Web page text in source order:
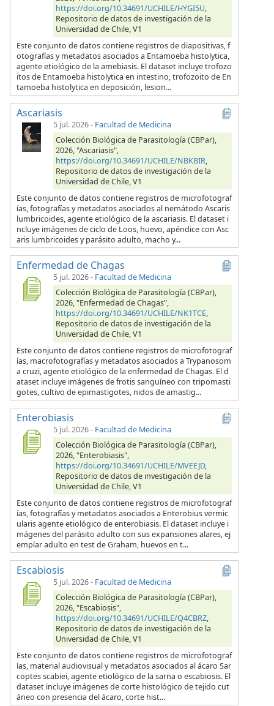
https://doi.org/10.34691/UCHILE/HYGI5U,
Repositorio de datos de investigación de la
Universidad de Chile, V1
Este conjunto de datos contiene registros de diapositivas, f
otografías y metadatos asociados a Entamoeba histolytica,
agente etiológico de la amebiasis. El dataset incluye trofozo
itos de Entamoeba histolytica en intestino, trofozoito de En
tamoeba histolytica en deposición, lesion...
Ascariasis
5 jul. 2026- Facultad de Medicina
Colección Biológica de Parasitología (CBPar),
2026, "Ascariasis",
https://doi.org/10.34691/UCHILE/NBKBIR,
Repositorio de datos de investigación de la
Universidad de Chile, V1
Este conjunto de datos contiene registros de microfotograf
ías, fotografías y metadatos asociados al nemátodo Ascaris
lumbricoides, agente etiológico de la ascariasis. El dataset i
ncluye imágenes de ciclo de Loos, huevo, apéndice con Asc
aris lumbricoides y parásito adulto, macho y...
Enfermedad de Chagas
5 jul. 2026- Facultad de Medicina
Colección Biológica de Parasitología (CBPar),
2026, "Enfermedad de Chagas",
https://doi.org/10.34691/UCHILE/NK1TCE,
Repositorio de datos de investigación de la
Universidad de Chile, V1
Este conjunto de datos contiene registros de microfotograf
ías, macrofotografías y metadatos asociados a Trypanosom
a cruzi, agente etiológico de la enfermedad de Chagas. El d
ataset incluye imágenes de frotis sanguíneo con tripomasti
gotes, cultivo de epimastigotes, nidos de amastig...
Enterobiasis
5 jul. 2026- Facultad de Medicina
Colección Biológica de Parasitología (CBPar),
2026, "Enterobiasis",
https://doi.org/10.34691/UCHILE/MVEEJD,
Repositorio de datos de investigación de la
Universidad de Chile, V1
Este conjunto de datos contiene registros de microfotograf
ías, fotografías y metadatos asociados a Enterobius vermic
ularis agente etiológico de enterobiasis. El dataset incluye i
mágenes del parásito adulto con sus expansiones alares, ej
emplar adulto en test de Graham, huevos en t...
Escabiosis
5 jul. 2026- Facultad de Medicina
Colección Biológica de Parasitología (CBPar),
2026, "Escabiosis",
https://doi.org/10.34691/UCHILE/Q4CBRZ,
Repositorio de datos de investigación de la
Universidad de Chile, V1
Este conjunto de datos contiene registros de microfotograf
ías, material audiovisual y metadatos asociados al ácaro Sar
coptes scabiei, agente etiológico de la sarna o escabiosis. El
dataset incluye imágenes de corte histológico de tejido cut
áneo con presencia del ácaro, corte hist...